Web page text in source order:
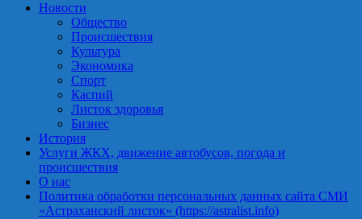
Новости
Общество
Происшествия
Культура
Экономика
Спорт
Каспий
Листок здоровья
Бизнес
История
Услуги ЖКХ, движение автобусов, погода и
происшествия
О нас
Политика обработки персональных данных сайта СМИ
«Астраханский листок» (https://astralist.info)